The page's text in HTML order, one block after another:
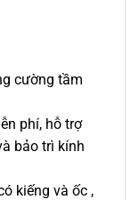
cường tầm
phí, hỗ trợ
bảo trì kính
kiếng và ốc ,